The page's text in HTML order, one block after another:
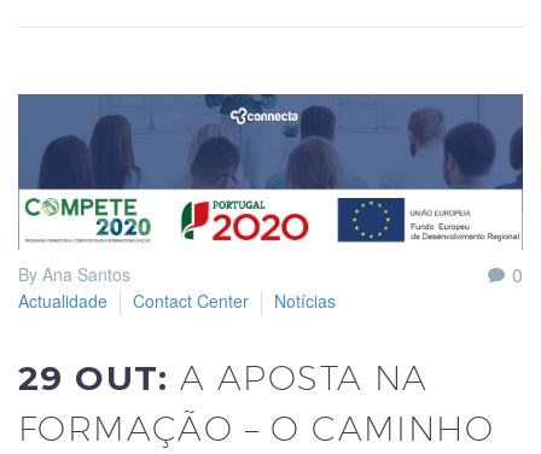
0
By Ana Santos
Actualidade
Contact Center Notícias
29 OUT:A APOSTA NA
FORMAÇÃO – O CAMINHO